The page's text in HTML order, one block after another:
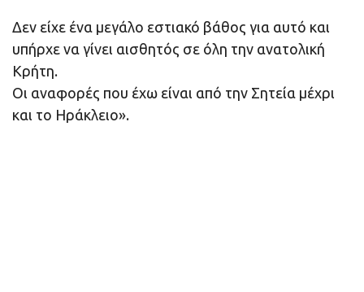
Δεν είχε ένα μεγάλο εστιακό βάθος για αυτό και
υπήρχε να γίνει αισθητός σε όλη την ανατολική
Κρήτη.
Οι αναφορές που έχω είναι από την Σητεία μέχρι
και το Ηράκλειο».